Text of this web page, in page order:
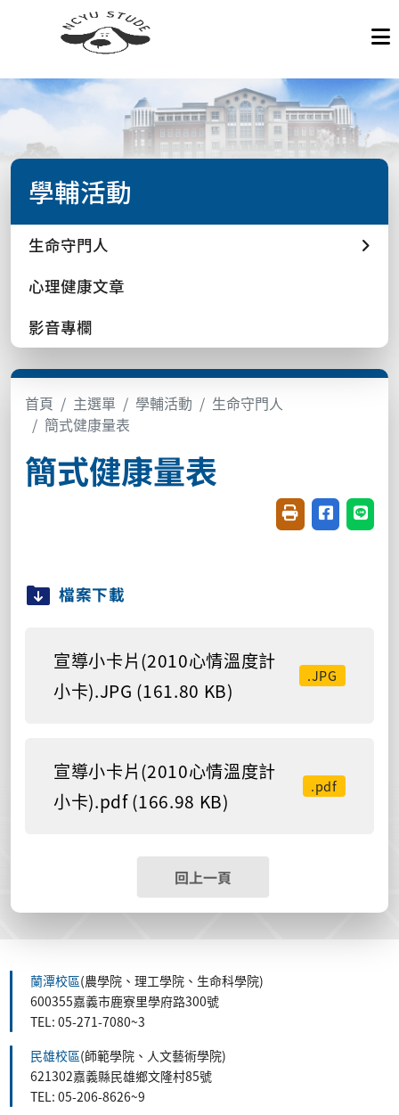
學輔活動
生命守門人
心理健康文章
影音專欄
首頁 主選單 學輔活動
生命守門人
簡式健康量表
簡式健康量表
友善列印(開新視
分享至臉書
分享
檔案下載
宣導小卡片(2010心情溫度計
小卡).JPG (161.80 KB)
.JPG
宣導小卡片(2010心情溫度計
小卡).pdf (166.98 KB)
.pdf
回上一頁
蘭潭校區(農學院、理工學院、生命科學院)
600355嘉義市鹿寮里學府路300號
TEL: 05-271-7080~3
民雄校區(師範學院、人文藝術學院)
621302嘉義縣民雄鄉文隆村85號
TEL: 05-206-8626~9